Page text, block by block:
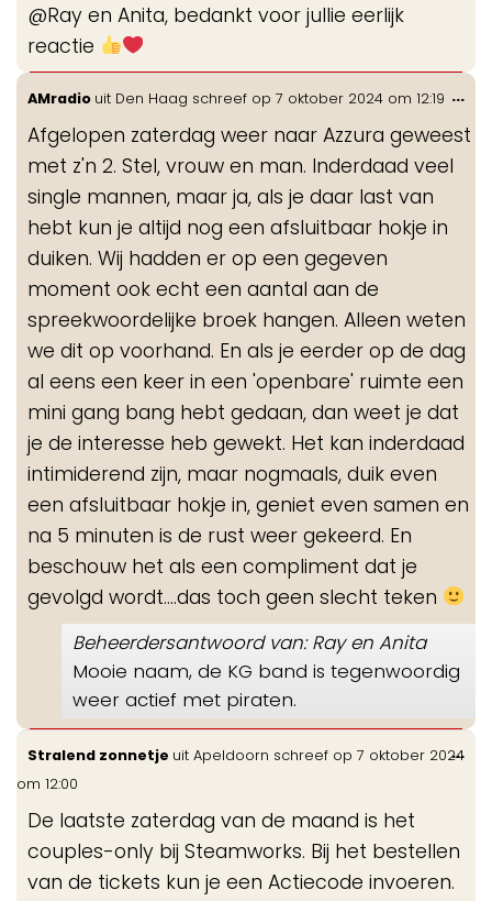
@Ray en Anita, bedankt voor jullie eerlijk
reactie
AMradio uit Den Haag schreef op 7 oktober 2024 om 12:19
Afgelopen zaterdag weer naar Azzura geweest
met z'n 2. Stel, vrouw en man. Inderdaad veel
single mannen, maar ja, als je daar last van
hebt kun je altijd nog een afsluitbaar hokje in
duiken. Wij hadden er op een gegeven
moment ook echt een aantal aan de
spreekwoordelijke broek hangen. Alleen weten
we dit op voorhand. En als je eerder op de dag
al eens een keer in een 'openbare' ruimte een
mini gang bang hebt gedaan, dan weet je dat
je de interesse heb gewekt. Het kan inderdaad
intimiderend zijn, maar nogmaals, duik even
een afsluitbaar hokje in, geniet even samen en
na 5 minuten is de rust weer gekeerd. En
beschouw het als een compliment dat je
gevolgd wordt....das toch geen slecht teken
Beheerdersantwoord van: Ray en Anita
Mooie naam, de KG band is tegenwoordig
weer actief met piraten.
...
Stralend zonnetje uit Apeldoorn schreef op 7 oktober 2024
om 12:00
De laatste zaterdag van de maand is het
couples-only bij Steamworks. Bij het bestellen
van de tickets kun je een Actiecode invoeren.
...